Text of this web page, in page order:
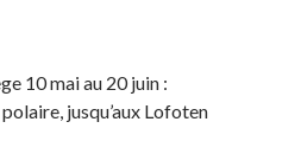
10 mai au 20 juin :
jusqu’aux Lofoten